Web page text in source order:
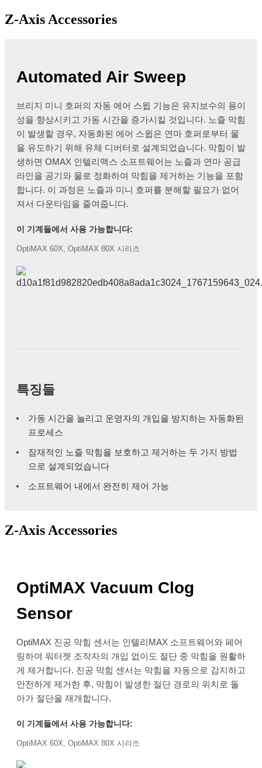
Z-Axis Accessories
Automated Air Sweep
브리지 미니 호퍼의 자동 에어 스윕 기능은 유지보수의 용이
성을 향상시키고 가동 시간을 증가시킬 것입니다. 노즐 막힘
이 발생할 경우, 자동화된 에어 스윕은 연마 호퍼로부터 물
을 유도하기 위해 유체 디버터로 설계되었습니다. 막힘이 발
생하면 OMAX 인텔리맥스 소프트웨어는 노즐과 연마 공급
라인을 공기와 물로 정화하여 막힘을 제거하는 기능을 포함
합니다. 이 과정은 노즐과 미니 호퍼를 분해할 필요가 없어
져서 다운타임을 줄여줍니다.
이 기계들에서 사용 가능합니다:
OptiMAX 60X, OptiMAX 80X 시리즈
특징들
가동 시간을 늘리고 운영자의 개입을 방지하는 자동화된
프로세스
잠재적인 노즐 막힘을 보호하고 제거하는 두 가지 방법
으로 설계되었습니다
소프트웨어 내에서 완전히 제어 가능
Z-Axis Accessories
OptiMAX Vacuum Clog
Sensor
OptiMAX 진공 막힘 센서는 인텔리MAX 소프트웨어와 페어
링하여 워터젯 조작자의 개입 없이도 절단 중 막힘을 원활하
게 제거합니다. 진공 막힘 센서는 막힘을 자동으로 감지하고
안전하게 제거한 후, 막힘이 발생한 절단 경로의 위치로 돌
아가 절단을 재개합니다.
이 기계들에서 사용 가능합니다:
OptiMAX 60X, OptiMAX 80X 시리즈